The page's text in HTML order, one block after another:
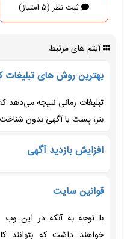
ثبت نظر (5 امتیاز)
آیتم های مرتبط
بهترین روش های تبلیغات
تبلیغات زمانی نتیجه می‌دهد
بنر، پست یا آگهی بدون
افزایش بازدید آگهی
قوانین سایت
با توجه به آنکه در این وب
خواهند داشت که بتوانند